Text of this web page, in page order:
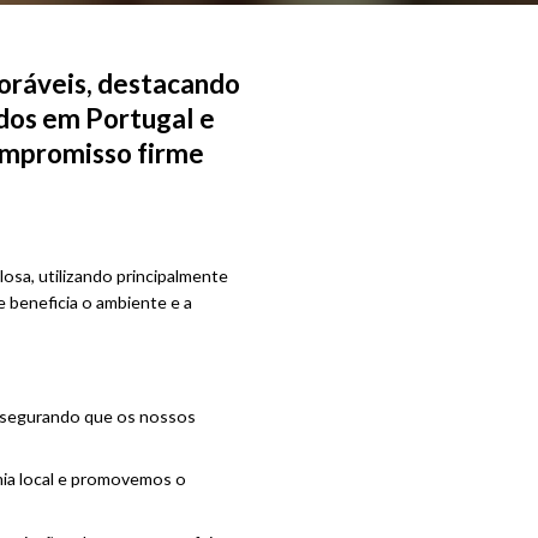
destacando
em Portugal e
firme
utilizando principalmente
o ambiente e a
que os nossos
local e promovemos o